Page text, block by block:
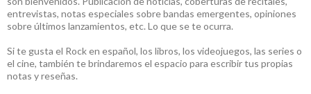
entrevistas, notas especiales sobre bandas emergentes, opiniones
sobre últimos lanzamientos, etc. Lo que se te ocurra.
Si te gusta el Rock en español, los libros, los videojuegos, las series o
el cine, también te brindaremos el espacio para escribir tus propias
notas y reseñas.